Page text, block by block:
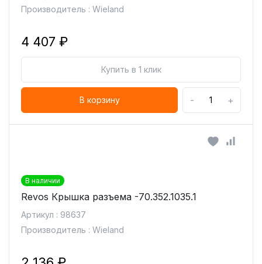
Производитель : Wieland
4 407 ₽
Купить в 1 клик
В корзину - +
В наличии
Revos Крышка разъема -70.352.1035.1
Артикул : 98637
Производитель : Wieland